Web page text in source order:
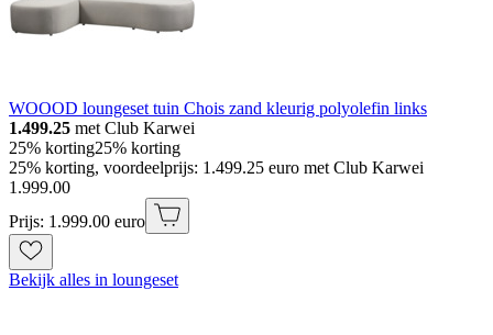
WOOOD loungeset tuin Chois zand kleurig polyolefin links
1.499.25 met Club Karwei
25% korting25% korting
25% korting, voordeelprijs: 1.499.25 euro met Club Karwei
1.999.00
Prijs: 1.999.00 euro
Bekijk alles in loungeset